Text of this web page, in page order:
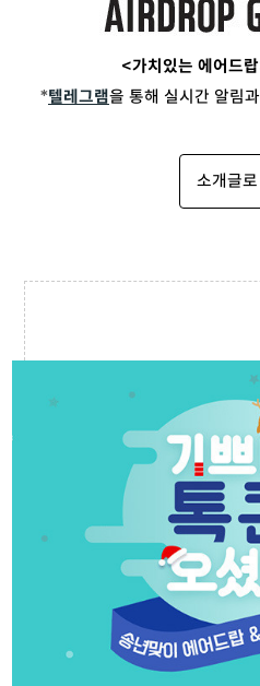
<가치있는 에어드
*텔레그램을 통해 실시간 알림
소개글